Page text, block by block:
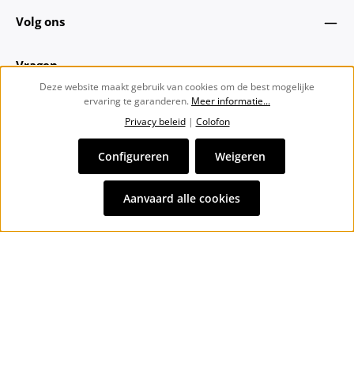
Volg ons
Vragen
Alle prijzen incl. btw plusverzendkosten
bezorgkosten, indien niet anders vermeld.
Deze website maakt gebruik van cookies om de best mogelijke
ervaring te garanderen. Meer informatie...
Privacy beleid| Colofon
Weigeren
Configureren
Aanvaard alle cookies